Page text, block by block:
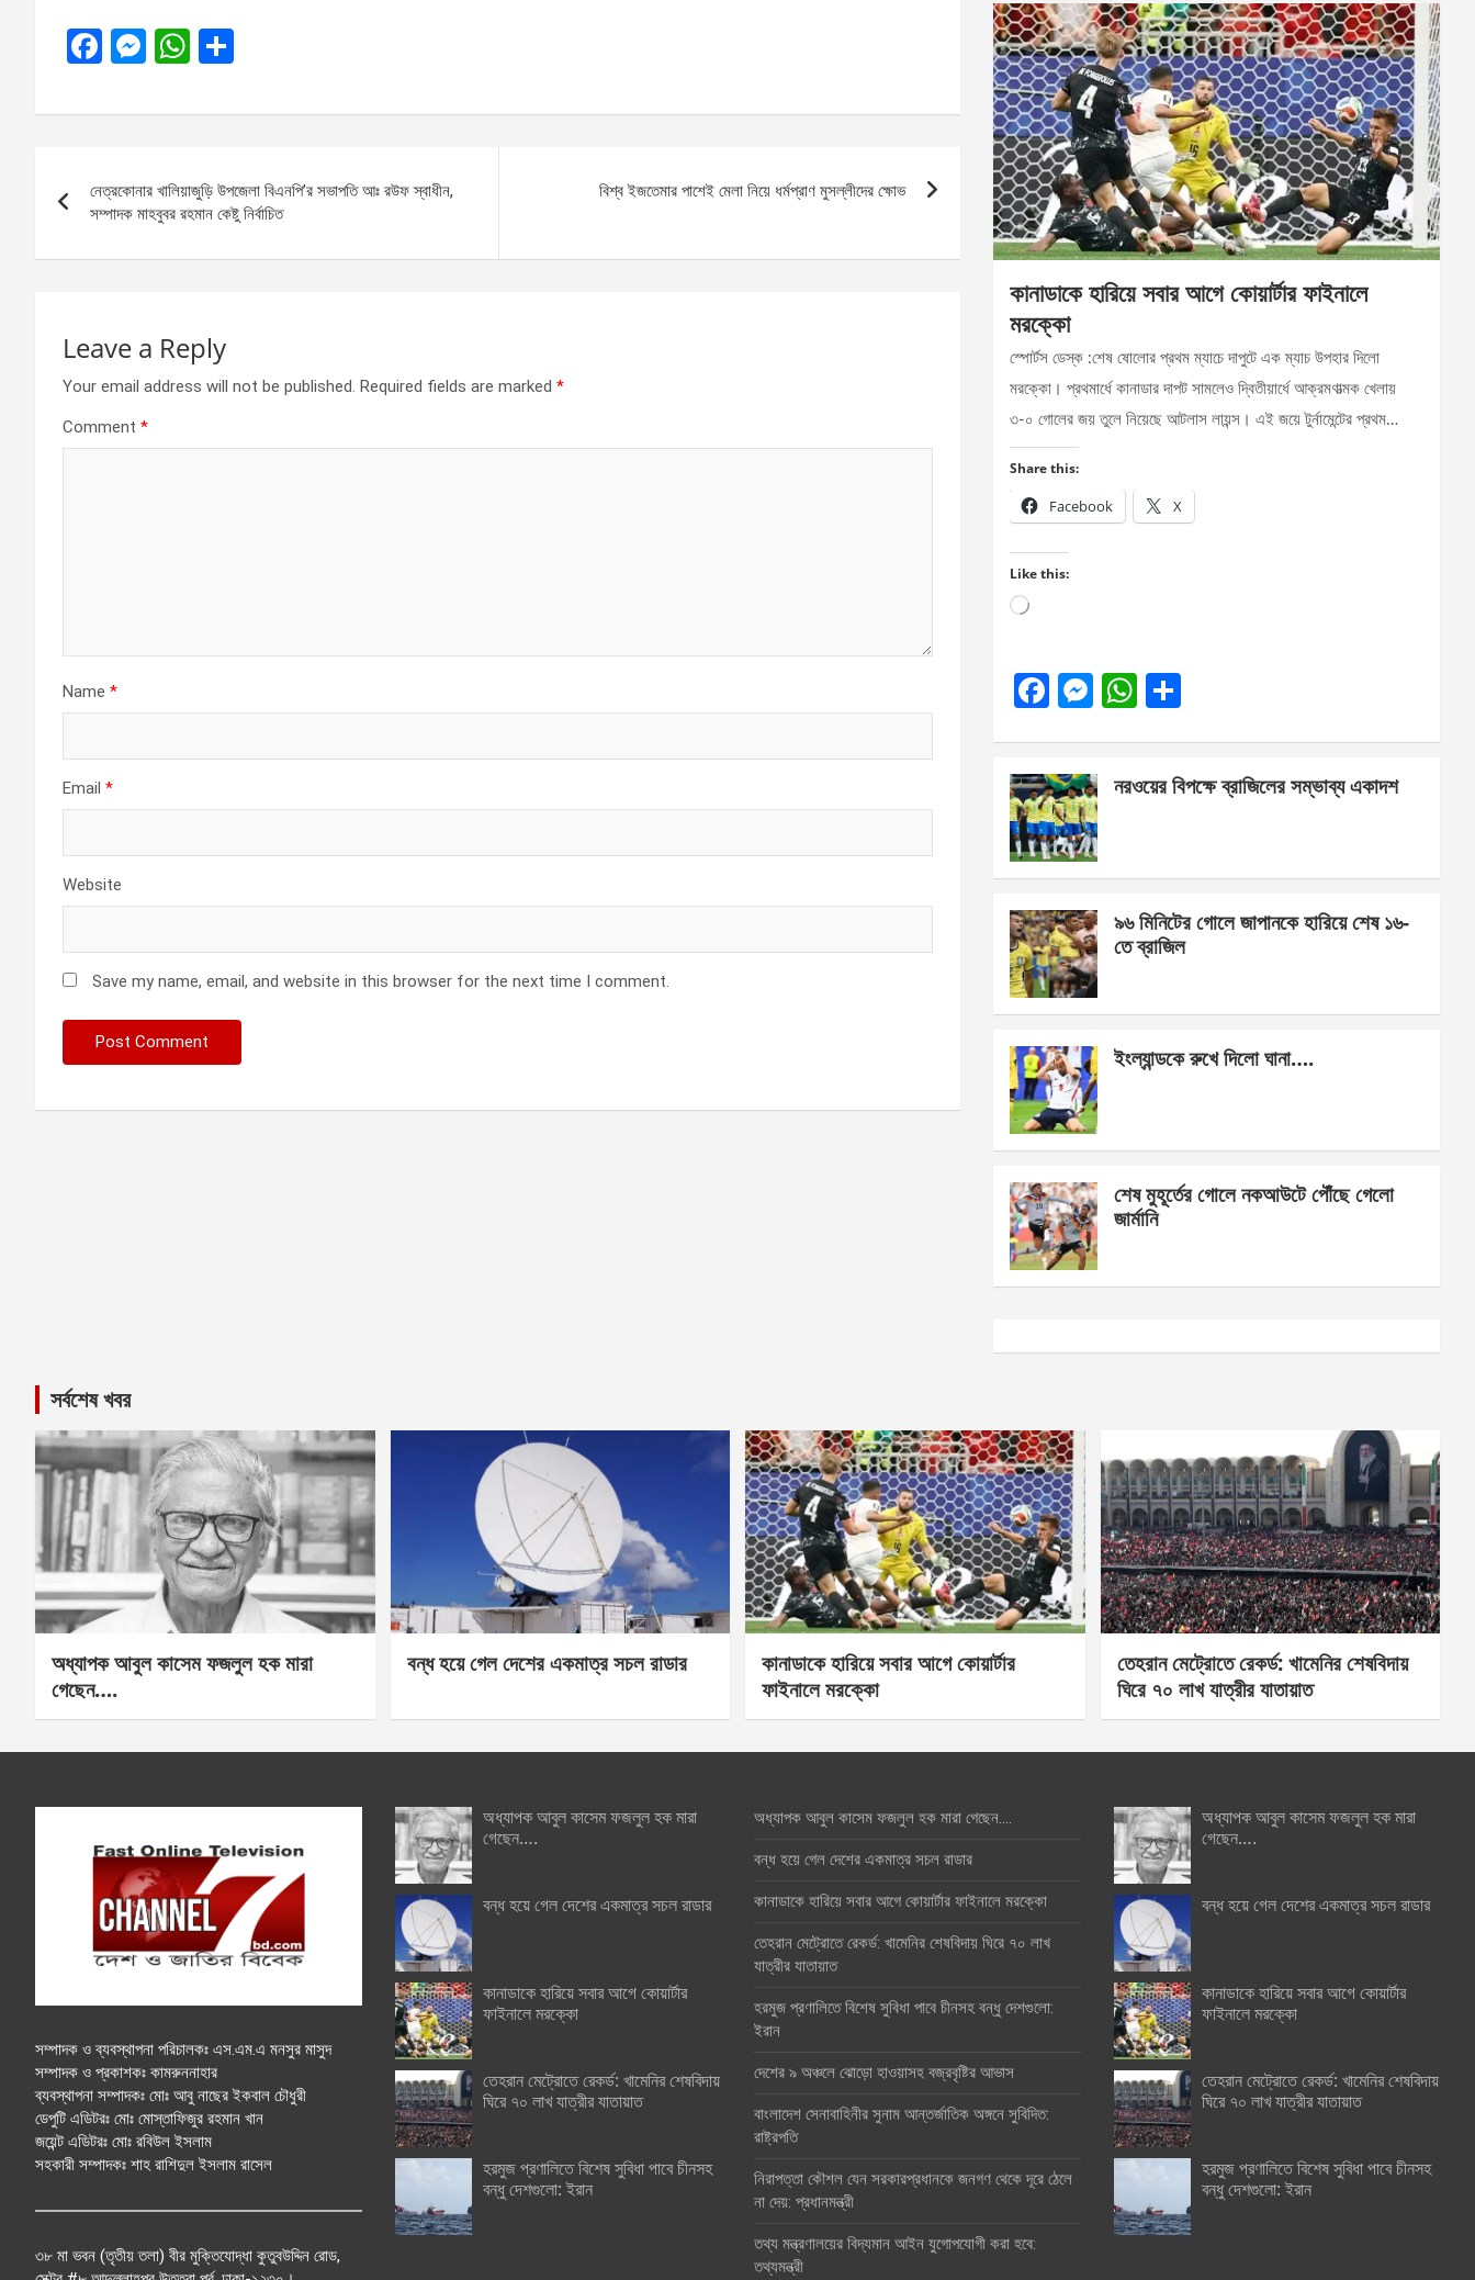
F
ce
o
o
k
M
se
g
er
W
at
A
p
p
ar
navigation
নেত্রকোনার খালিয়াজুড়ি উপজেলা বিএনপি’র সভাপতি আঃ রউফ স্বাধীন,
সম্পাদক মাহবুবর রহমান কেষ্টু নির্বাচিত
বিশ্ব ইজতেমার পাশেই মেলা নিয়ে ধর্মপ্রাণ মুসল্লীদের ক্ষোভ
Leave a Reply
Your email address will not be published. Required fields are marked *
Comment *
Name *
Email *
Website
Save my name, email, and website in this browser for the next time I comment.
কানাডাকে হারিয়ে সবার আগে কোয়ার্টার ফাইনালে
মরক্কো
স্পোর্টস ডেস্ক :শেষ ষোলোর প্রথম ম্যাচে দাপুটে এক ম্যাচ উপহার দিলো
মরক্কো। প্রথমার্ধে কানাডার দাপট সামলেও দ্বিতীয়ার্ধে আক্রমণাত্মক খেলায়
৩-০ গোলের জয় তুলে নিয়েছে আটলাস লায়ন্স। এই জয়ে টুর্নামেন্টের প্রথম…
Share this:
Facebook X
Like this:
Loading…
F
b
o
o
k
M
n
g
er
W
s
e
নরওয়ের বিপক্ষে ব্রাজিলের সম্ভাব্য একাদশ
৯৬ মিনিটের গোলে জাপানকে হারিয়ে শেষ ১৬-
তে ব্রাজিল
ইংল্যান্ডকে রুখে দিলো ঘানা….
শেষ মুহূর্তের গোলে নকআউটে পৌঁছে গেলো
জার্মানি
সর্বশেষ খবর
অধ্যাপক আবুল কাসেম ফজলুল হক মারা
গেছেন….
বন্ধ হয়ে গেল দেশের একমাত্র সচল রাডার
কানাডাকে হারিয়ে সবার আগে কোয়ার্টার
ফাইনালে মরক্কো
তেহরান মেট্রোতে রেকর্ড: খামেনির শেষবিদায়
ঘিরে ৭০ লাখ যাত্রীর যাতায়াত
সম্পাদক ও ব্যবস্থাপনা পরিচালকঃ এস.এম.এ মনসুর মাসুদ
সম্পাদক ও প্রকাশকঃ কামরুননাহার
ব্যবস্থাপনা সম্পাদকঃ মোঃ আবু নাছের ইকবাল চৌধুরী
ডেপুটি এডিটরঃ মোঃ মোস্তাফিজুর রহমান খান
জয়েন্ট এডিটরঃ মোঃ রবিউল ইসলাম
সহকারী সম্পাদকঃ শাহ রাশিদুল ইসলাম রাসেল
৩৮ মা ভবন (তৃতীয় তলা) বীর মুক্তিযোদ্ধা কুতুবউদ্দিন রোড,
অধ্যাপক আবুল কাসেম ফজলুল হক মারা
গেছেন….
বন্ধ হয়ে গেল দেশের একমাত্র সচল রাডার
কানাডাকে হারিয়ে সবার আগে কোয়ার্টার
ফাইনালে মরক্কো
তেহরান মেট্রোতে রেকর্ড: খামেনির শেষবিদায়
ঘিরে ৭০ লাখ যাত্রীর যাতায়াত
হরমুজ প্রণালিতে বিশেষ সুবিধা পাবে চীনসহ
বন্ধু দেশগুলো: ইরান
অধ্যাপক আবুল কাসেম ফজলুল হক মারা গেছেন….
বন্ধ হয়ে গেল দেশের একমাত্র সচল রাডার
কানাডাকে হারিয়ে সবার আগে কোয়ার্টার ফাইনালে মরক্কো
তেহরান মেট্রোতে রেকর্ড: খামেনির শেষবিদায় ঘিরে ৭০ লাখ
যাত্রীর যাতায়াত
হরমুজ প্রণালিতে বিশেষ সুবিধা পাবে চীনসহ বন্ধু দেশগুলো:
ইরান
দেশের ৯ অঞ্চলে ঝোড়ো হাওয়াসহ বজ্রবৃষ্টির আভাস
বাংলাদেশ সেনাবাহিনীর সুনাম আন্তর্জাতিক অঙ্গনে সুবিদিত:
রাষ্ট্রপতি
নিরাপত্তা কৌশল যেন সরকারপ্রধানকে জনগণ থেকে দূরে ঠেলে
না দেয়: প্রধানমন্ত্রী
তথ্য মন্ত্রণালয়ের বিদ্যমান আইন যুগোপযোগী করা হবে:
তথ্যমন্ত্রী
অধ্যাপক আবুল কাসেম ফজলুল হক মারা
গেছেন….
বন্ধ হয়ে গেল দেশের একমাত্র সচল রাডার
কানাডাকে হারিয়ে সবার আগে কোয়ার্টার
ফাইনালে মরক্কো
তেহরান মেট্রোতে রেকর্ড: খামেনির শেষবিদায়
ঘিরে ৭০ লাখ যাত্রীর যাতায়াত
হরমুজ প্রণালিতে বিশেষ সুবিধা পাবে চীনসহ
বন্ধু দেশগুলো: ইরান